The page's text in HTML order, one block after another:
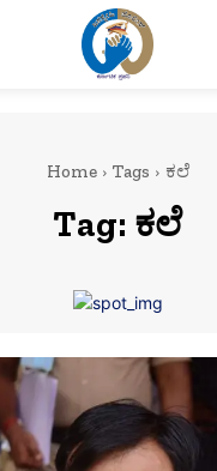
Home Tags ಕಲೆ
Tag: ಕಲೆ